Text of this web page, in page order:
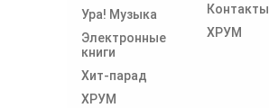
Ура! Музыка
Электронные
книги
Хит-парад
ХРУМ
Контакты
ХРУМ